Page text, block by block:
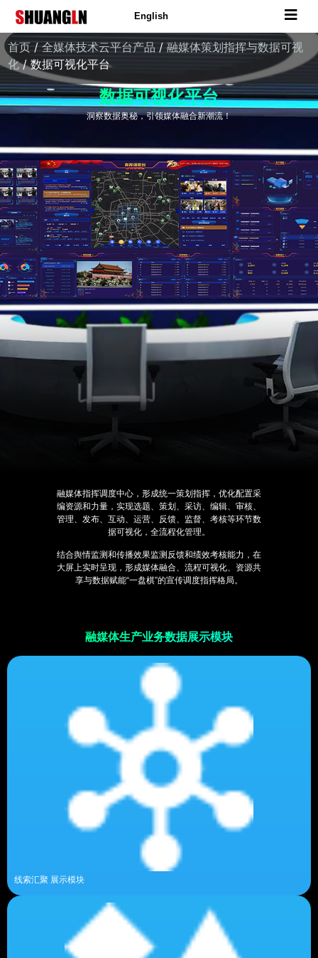
English
首页 /全媒体技术云平台产品 /融媒体策划指挥与数据可视
化/ 数据可视化平台
数据可视化平台
洞察数据奥秘，引领媒体融合新潮流！
融媒体指挥调度中心，形成统一策划指挥，优化配置采
编资源和力量，实现选题、策划、采访、编辑、审核、
管理、发布、互动、运营、反馈、监督、考核等环节数
据可视化，全流程化管理。
结合舆情监测和传播效果监测反馈和绩效考核能力，在
大屏上实时呈现，形成媒体融合、流程可视化、资源共
享与数据赋能“一盘棋”的宣传调度指挥格局。
融媒体生产业务数据展示模块
线索汇聚 展示模块